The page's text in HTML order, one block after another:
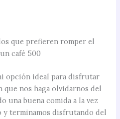
que prefieren romper el
café 500
opción ideal para disfrutar
que nos haga olvidarnos del
una buena comida a la vez
y terminamos disfrutando del